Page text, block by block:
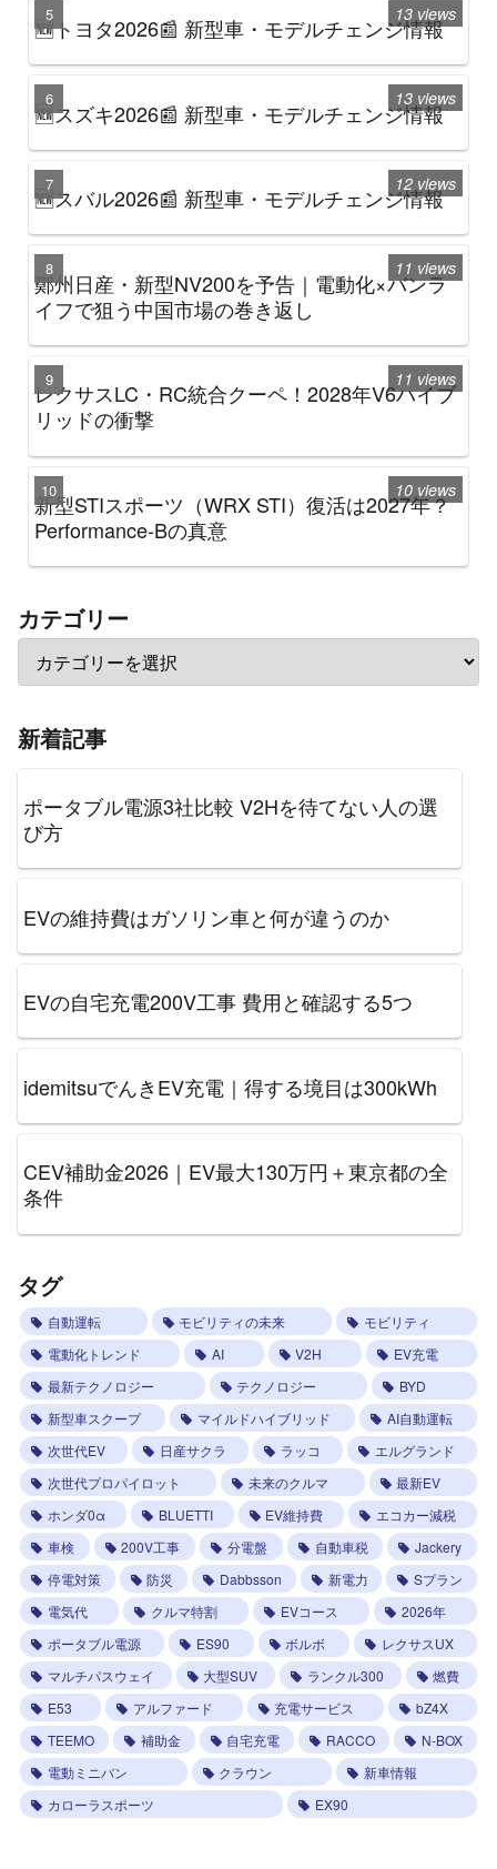
🆕トヨタ2026📰 新型車・モデルチェンジ情報
13 views
🆕スズキ2026📰 新型車・モデルチェンジ情報
13 views
🆕スバル2026📰 新型車・モデルチェンジ情報
12 views
鄭州日産・新型NV200を予告｜電動化×バンラ
イフで狙う中国市場の巻き返し
11 views
レクサスLC・RC統合クーペ！2028年V6ハイブ
リッドの衝撃
11 views
新型STIスポーツ（WRX STI）復活は2027年？
Performance-Bの真意
10 views
カテゴリー
新着記事
ポータブル電源3社比較 V2Hを待てない人の選
び方
EVの維持費はガソリン車と何が違うのか
EVの自宅充電200V工事 費用と確認する5つ
idemitsuでんきEV充電｜得する境目は300kWh
CEV補助金2026｜EV最大130万円＋東京都の全
条件
タグ
自動運転 モビリティの未来
モビリティ
電動化トレンド
AI V2H
EV充電
最新テクノロジー
テクノロジー
BYD
新型車スクープ
マイルドハイブリッド
AI自動運転
次世代EV
日産サクラ ラッコ
エルグランド
次世代プロパイロット
未来のクルマ
最新EV
ホンダ0α
BLUETTI EV維持費
エコカー減税
車検
200V工事 分電盤 自動車税
Jackery
停電対策
防災 Dabbsson 新電力
Sプラン
電気代
クルマ特割 EVコース
2026年
ポータブル電源
ES90 ボルボ
レクサスUX
マルチパスウェイ
大型SUV ランクル300
燃費
E53
アルファード 充電サービス
bZ4X
TEEMO
補助金 自宅充電 RACCO
N-BOX
電動ミニバン
クラウン
新車情報
カローラスポーツ
EX90